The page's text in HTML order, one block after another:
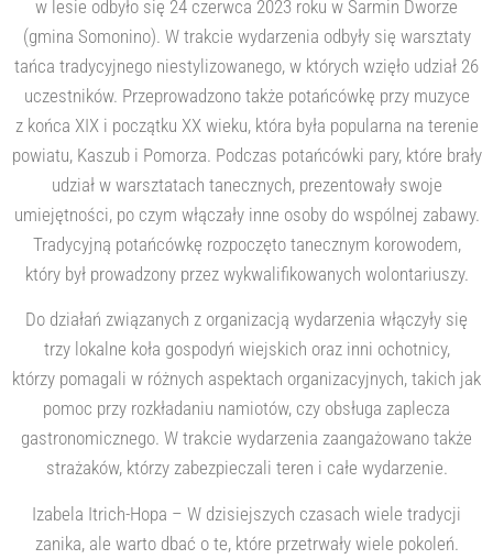
w lesie odbyło się 24 czerwca 2023 roku w Sarmin Dworze
(gmina Somonino). W trakcie wydarzenia odbyły się warsztaty
tańca tradycyjnego niestylizowanego, w których wzięło udział 26
uczestników. Przeprowadzono także potańcówkę przy muzyce
z końca XIX i początku XX wieku, która była popularna na terenie
powiatu, Kaszub i Pomorza. Podczas potańcówki pary, które brały
udział w warsztatach tanecznych, prezentowały swoje
umiejętności, po czym włączały inne osoby do wspólnej zabawy.
Tradycyjną potańcówkę rozpoczęto tanecznym korowodem,
który był prowadzony przez wykwalifikowanych wolontariuszy.
Do działań związanych z organizacją wydarzenia włączyły się
trzy lokalne koła gospodyń wiejskich oraz inni ochotnicy,
którzy pomagali w różnych aspektach organizacyjnych, takich jak
pomoc przy rozkładaniu namiotów, czy obsługa zaplecza
gastronomicznego. W trakcie wydarzenia zaangażowano także
strażaków, którzy zabezpieczali teren i całe wydarzenie.
Izabela Itrich-Hopa – W dzisiejszych czasach wiele tradycji
zanika, ale warto dbać o te, które przetrwały wiele pokoleń.